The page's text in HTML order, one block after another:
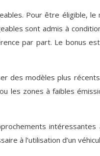
Pour être éligible,
sont admis à
par part. Le bonus
des modèles plus
zones à faibles
à l’utilisation d’un